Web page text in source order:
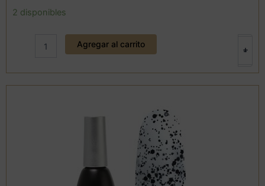
2 disponibles
-
Esmalte
+
Agregar al carrito